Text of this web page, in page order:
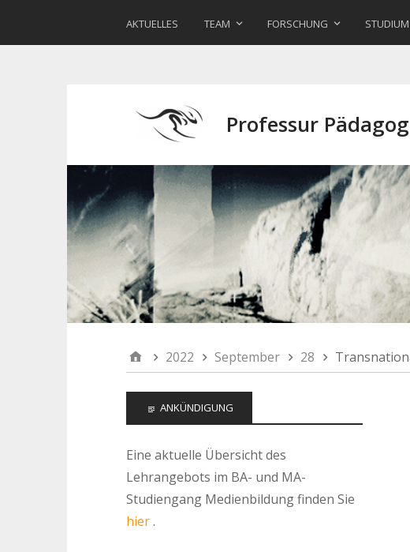
AKTUELLES TEAM FORSCHUNG STUDIUM
Professur
2022 September 28
ANKÜNDIGUNG
Eine aktuelle Übersicht des
Lehrangebots im BA- und MA-
Studiengang Medienbildung finden Sie
hier.